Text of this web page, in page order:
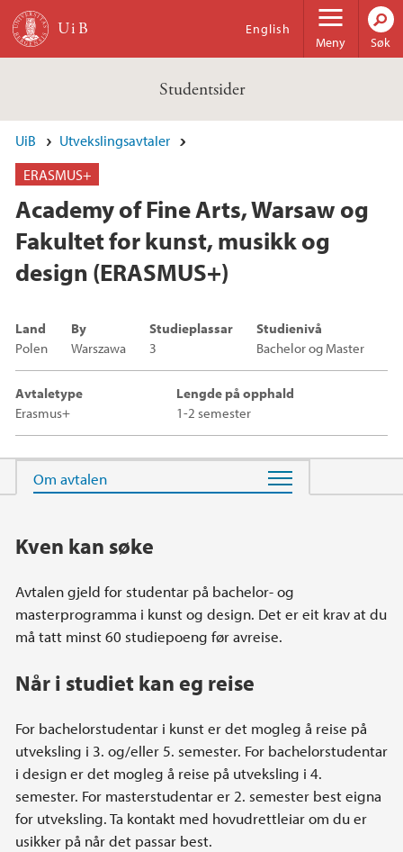
Hopp til hovedinnhold
Meny
English
Søk
Studentsider
UiB
Utvekslingsavtaler
ERASMUS+
Academy of Fine Arts, Warsaw og
Fakultet for kunst, musikk og
design (ERASMUS+)
Land
Polen
By
Warszawa
Studieplassar
3
Studienivå
Bachelor og Master
Avtaletype
Erasmus+
Lengde på opphald
1-2 semester
Hovedinnhold
Kven kan søke
Avtalen gjeld for studentar på bachelor- og
masterprogramma i kunst og design. Det er eit krav at du
må tatt minst 60 studiepoeng før avreise.
Når i studiet kan eg reise
For bachelorstudentar i kunst er det mogleg å reise på
utveksling i 3. og/eller 5. semester. For bachelorstudentar
i design er det mogleg å reise på utveksling i 4.
semester. For masterstudentar er 2. semester best eigna
for utveksling. Ta kontakt med hovudrettleiar om du er
usikker på når det passar best.